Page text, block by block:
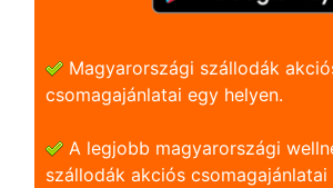
Magyarországi szállodák
csomagajánlatai egy helyen.
A legjobb magyarországi
szállodák akciós csomagajánlatai